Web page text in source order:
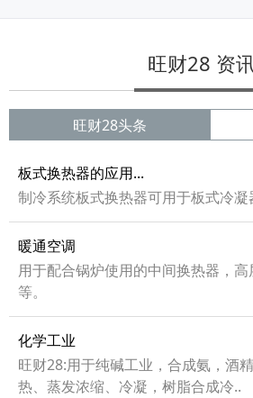
旺财28 资
旺财28头条
板式换热器的应用...
制冷系统板式换热器可用于板式冷
暖通空调
用于配合锅炉使用的中间换热器，
等。
化学工业
旺财28:用于纯碱工业，合成氨，酒
热、蒸发浓缩、冷凝，树脂合成冷..